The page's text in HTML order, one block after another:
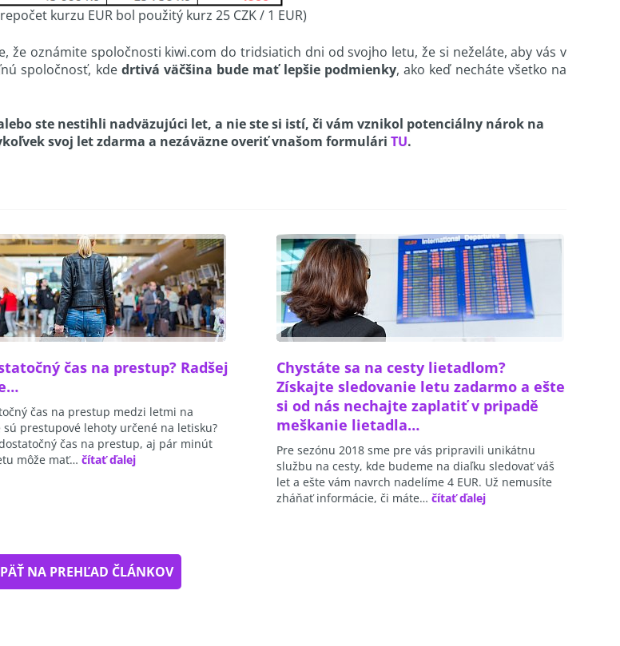
kurz 25 CZK / 1 EUR)
že oznámite spoločnosti kiwi.com do tridsiatich dni od svojho letu, že si neželáte, aby vás v
spoločnosť, kde drtivá väčšina bude mať lepšie podmienky, ako keď necháte všetko na
ste nestihli nadväzujúci let, a nie ste si istí, či vám vznikol potenciálny nárok na
svoj let zdarma a nezáväzne overiť vnašom formulári TU.
čas na prestup? Radšej
čas na prestup medzi letmi na
sú prestupové lehoty určené na letisku?
čas na prestup, aj pár minút
môže mať… čítať ďalej
Chystáte sa na cesty lietadlom?
Získajte sledovanie letu zadarmo a ešte
si od nás nechajte zaplatiť v pripadě
meškanie lietadla…
Pre sezónu 2018 sme pre vás pripravili unikátnu
službu na cesty, kde budeme na diaľku sledovať váš
let a ešte vám navrch nadelíme 4 EUR. Už nemusíte
zháňať informácie, či máte… čítať ďalej
NA PREHĽAD ČLÁNKOV